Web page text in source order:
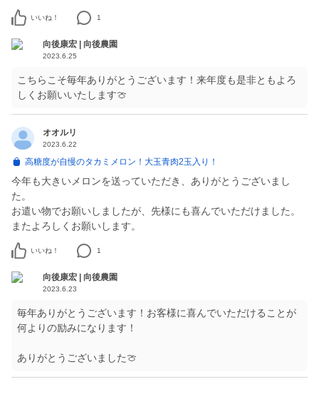
いいね！ 1
向後康宏 | 向後農園
2023.6.25
こちらこそ毎年ありがとうございます！来年度も是非ともよろ
しくお願いいたします🍈
オオルリ
2023.6.22
高糖度が自慢のタカミメロン！大玉青肉2玉入り！
今年も大きいメロンを送っていただき、ありがとうございまし
た。
お遣い物でお願いしましたが、先様にも喜んでいただけました。
またよろしくお願いします。
いいね！ 1
向後康宏 | 向後農園
2023.6.23
毎年ありがとうございます！お客様に喜んでいただけることが
何よりの励みになります！
ありがとうございました🍈